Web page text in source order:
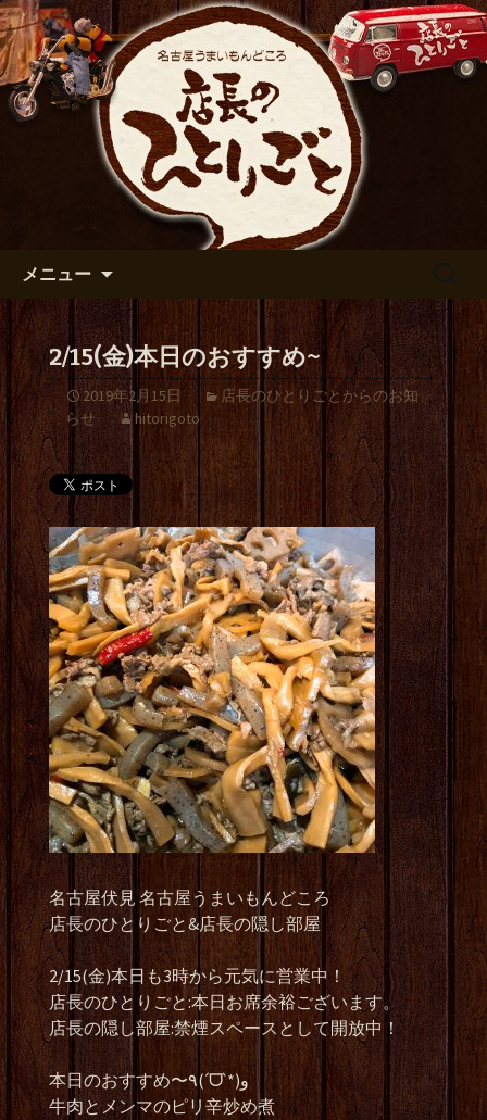
名古屋市伏見の居酒屋【店長の
ひとりごと】のブログ
出張や観光に名古屋めしがおすすめで
す
メニュー
2/15(金)本日のおすすめ~
2019年2月15日
店長のひとりごとからのお知
らせ
hitorigoto
名古屋伏見 名古屋うまいもんどころ
店長のひとりごと&店長の隠し部屋
2/15(金)本日も3時から元気に営業中！
店長のひとりごと:本日お席余裕ございます。
店長の隠し部屋:禁煙スペースとして開放中！
本日のおすすめ〜٩(ˊᗜˋ*)و
牛肉とメンマのピリ辛炒め煮